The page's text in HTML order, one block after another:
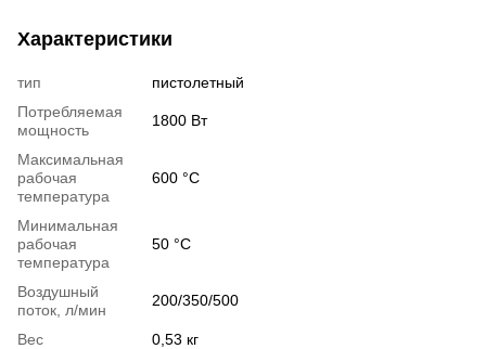
Характеристики
тип
пистолетный
Потребляемая
мощность
1800 Вт
Максимальная
рабочая
температура
600 °C
Минимальная
рабочая
температура
50 °C
Воздушный
поток, л/мин
200/350/500
Вес
0,53 кг